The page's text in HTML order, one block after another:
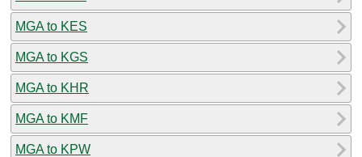
MGA to KES
MGA to KGS
MGA to KHR
MGA to KMF
MGA to KPW